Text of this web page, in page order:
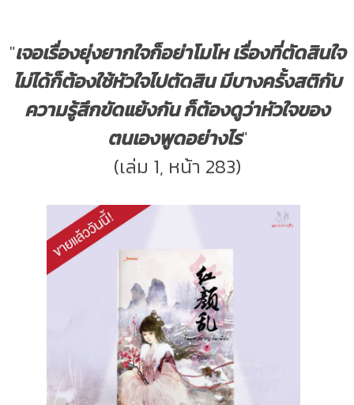
"เจอเรื่องยุ่งยากใจก็อย่าโมโห เรื่องที่ตัดสินใจ
ไม่ได้ก็ต้องใช้หัวใจไปตัดสิน มีบางครั้งสติกับ
ความรู้สึกขัดแย้งกัน ก็ต้องดูว่าหัวใจของ
ตนเองพูดอย่างไร"
(เล่ม 1, หน้า 283)